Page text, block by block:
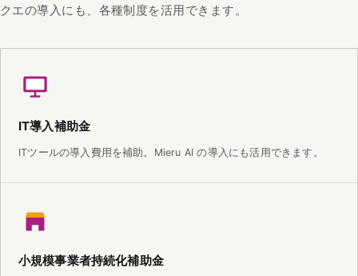
クエの導入にも、各種制度を活用できます。
IT導入補助金
ITツールの導入費用を補助。Mieru AI の導入にも活用できます。
小規模事業者持続化補助金